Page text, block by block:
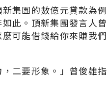
集團的數億元貸款為例
此。頂新集團發言人曾
可能借錢給你來賺我們
二要形象。」曾俊雄指